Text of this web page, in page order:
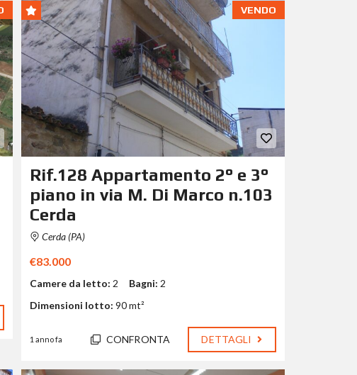
VENDO
Rif.128 Appartamento 2° e 3°
piano in via M. Di Marco n.103
Cerda
Cerda (PA)
€83.000
Camere da letto:2 Bagni:2
Dimensioni lotto:90 mt²
1 anno fa CONFRONTA DETTAGLI